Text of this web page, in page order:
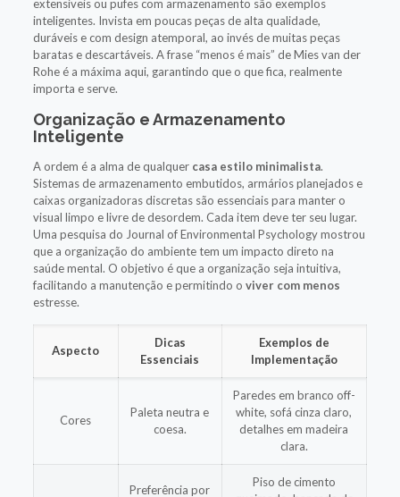
extensíveis ou pufes com armazenamento são exemplos
inteligentes. Invista em poucas peças de alta qualidade,
duráveis e com design atemporal, ao invés de muitas peças
baratas e descartáveis. A frase “menos é mais” de Mies van der
Rohe é a máxima aqui, garantindo que o que fica, realmente
importa e serve.
Organização e Armazenamento
Inteligente
A ordem é a alma de qualquer casa estilo minimalista.
Sistemas de armazenamento embutidos, armários planejados e
caixas organizadoras discretas são essenciais para manter o
visual limpo e livre de desordem. Cada item deve ter seu lugar.
Uma pesquisa do Journal of Environmental Psychology mostrou
que a organização do ambiente tem um impacto direto na
saúde mental. O objetivo é que a organização seja intuitiva,
facilitando a manutenção e permitindo o viver com menos
estresse.
Aspecto
Dicas
Essenciais
Exemplos de
Implementação
Cores
Paleta neutra e
coesa.
Paredes em branco off-
white, sofá cinza claro,
detalhes em madeira
clara.
Preferência por
Piso de cimento